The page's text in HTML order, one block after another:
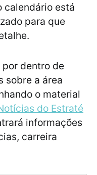
calendário está
para que
dentro de
sobre a área
o material
do Estraté
informações
carreira